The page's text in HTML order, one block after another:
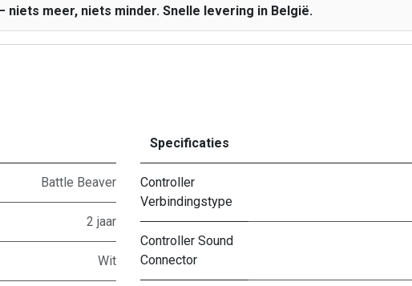
niets meer, niets minder. Snelle levering in België.
Battle Beaver
2 jaar
Wit
Specificaties
Controller
Verbindingstype
Controller Sound
Connector